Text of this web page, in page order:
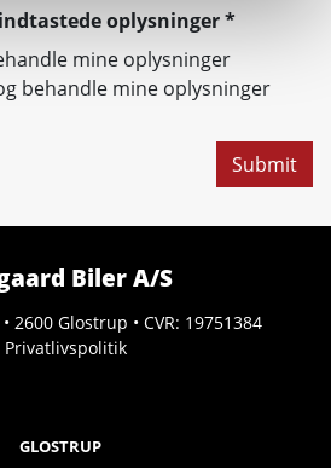
oplysninger*
mine oplysninger
behandle mine oplysninger
Biler A/S
2600 Glostrup • CVR: 19751384
Privatlivspolitik
GLOSTRUP